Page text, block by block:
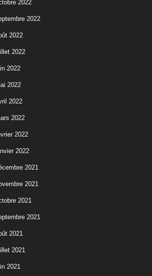
2022
2022
2022
2022
2022
2022
2022
2022
2022
2022
2021
2021
2021
2021
2021
2021
2021